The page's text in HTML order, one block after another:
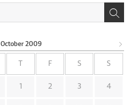
October 2009
F S S
1 2 3 4